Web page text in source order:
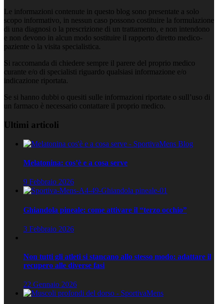
Le informazioni contenute in questo blog sono presentate a solo
scopo informativo, in nessun caso possono costituire la formulazione
di una diagnosi o la prescrizione di un trattamento, e non intendono
e non devono in alcun modo sostituire il rapporto diretto medico-
paziente o la visita specialistica.
Si raccomanda di chiedere sempre il parere del proprio medico
curante e/o di specialisti riguardo qualsiasi informazione e/o
indicazione riportata.
Se si hanno dubbi o quesiti sulle informazioni riportate o sull’uso di
un farmaco è necessario contattare il proprio medico.
Ultimi articoli
Melatonina: cos’è e a cosa serve
9 Febbraio 2026
Ghiandola pineale: come attivare il “terzo occhio”
3 Febbraio 2026
Non tutti gli atleti si stancano allo stesso modo: adattare il
recupero alle diverse fasi
22 Gennaio 2026